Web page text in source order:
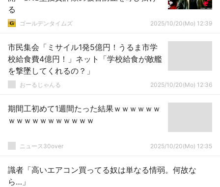
る
ゴールデンタイムズ 2025/10/20(Mo) 12:39
市民集会「ミサイル1発5億円！うるま市学
校給食費4億円！」ネット「学校給食が敵艦
を撃墜してくれるの？」
おーるじゃんる 2025/10/20(Mo) 12:36
期間工初めて1週間たった結果ｗｗｗｗｗｗ
ｗｗｗｗｗｗｗｗｗｗｗ
ニュース30over 2025/10/20(Mo) 12:35
識者「高いエアコン買ってる奴は単なる情弱。何故な
ら…」